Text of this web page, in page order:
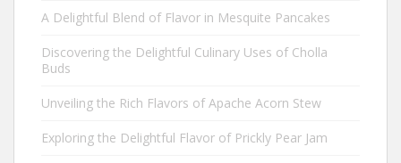
A Delightful Blend of Flavor in Mesquite Pancakes
Discovering the Delightful Culinary Uses of Cholla
Buds
Unveiling the Rich Flavors of Apache Acorn Stew
Exploring the Delightful Flavor of Prickly Pear Jam